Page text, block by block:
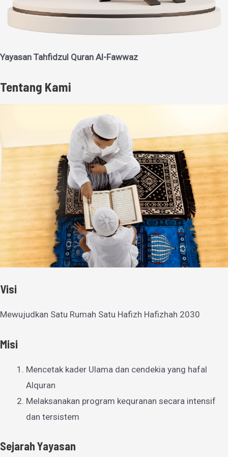
Yayasan Tahfidzul Quran Al-Fawwaz
Tentang Kami
Visi
Mewujudkan Satu Rumah Satu Hafizh Hafizhah 2030
Misi
Mencetak kader Ulama dan cendekia yang hafal
Alquran
Melaksanakan program kequranan secara intensif
dan tersistem
Sejarah Yayasan